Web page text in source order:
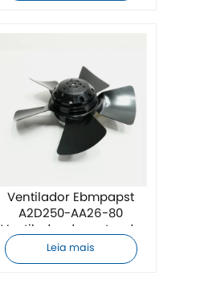
Ventilador Ebmpapst
A2D250-AA26-80
Ventilador de motor de
eixo
Leia mais